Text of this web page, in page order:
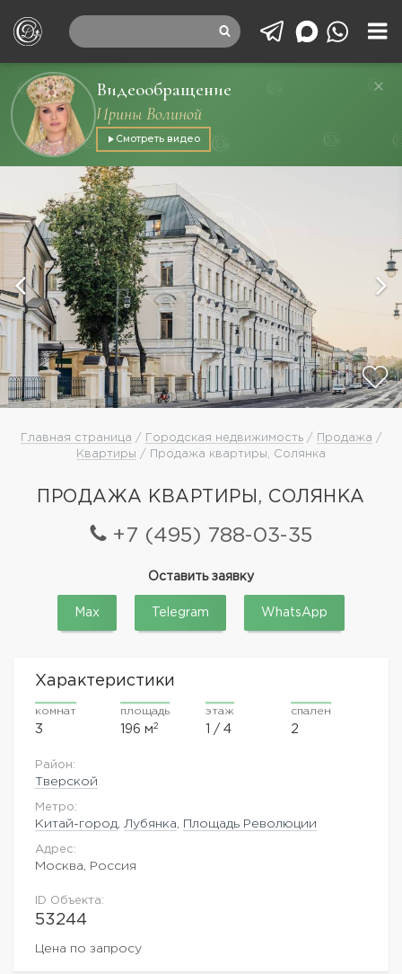
Видеообращение
Ирины Волиной
Смотреть видео
Главная страница / Городская недвижимость/ Продажа /
Квартиры / Продажа квартиры, Солянка
ПРОДАЖА КВАРТИРЫ, СОЛЯНКА
+7 (495) 788-03-35
Оставить заявку
Max Telegram WhatsApp
Характеристики
комнат
3
площадь
196 м2
этаж
1 / 4
спален
2
Район:
Тверской
Метро:
Китай-город Лубянка Площадь Революции
Адрес:
Москва, Россия
ID Объекта:
53244
Цена по запросу